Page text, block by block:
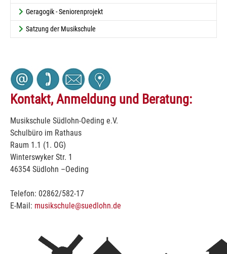
Geragogik - Seniorenprojekt
Satzung der Musikschule
Kontakt, Anmeldung und Beratung:
Musikschule Südlohn-Oeding e.V.
Schulbüro im Rathaus
Raum 1.1 (1. OG)
Winterswyker Str. 1
46354 Südlohn –Oeding
Telefon: 02862/582-17
E-Mail: musikschule@suedlohn.de